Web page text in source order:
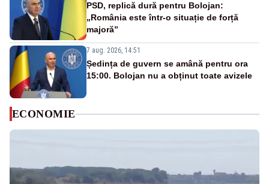
PSD, replică dură pentru Bolojan:
„România este într-o situație de forță
majoră”
7 aug. 2026, 14:51
Ședința de guvern se amână pentru ora
15:00. Bolojan nu a obținut toate avizele
ECONOMIE